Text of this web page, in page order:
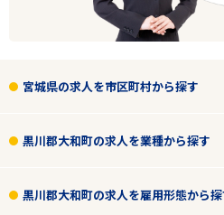
エリアで探す
宮城
黒川郡大和町
宮城県の求人を市区町村から探す
黒川郡大和町の求人を業種から探す
黒川郡大和町の求人を雇用形態から